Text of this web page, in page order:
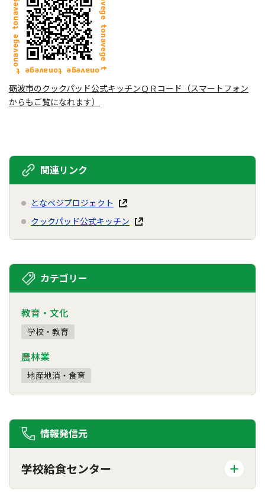
砺波市のクックパッド公式キッチンＱＲコード（スマートフォン
からもご覧になれます）
関連リンク
となベジプロジェクト
クックパッド公式キッチン
カテゴリー
教育・文化
学校・教育
農林業
地産地消・食育
情報発信元
学校給食センター